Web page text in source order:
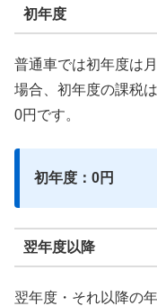
初年度
普通車では初年度は
場合、初年度の課税
0円です。
初年度：0円
翌年度以降
翌年度・それ以降の